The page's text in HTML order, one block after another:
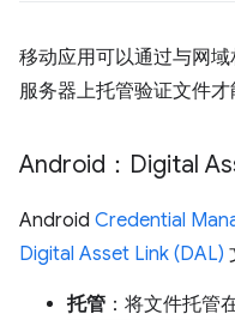
移动应用可以通过与网
服务器上托管验证文件才
Android：Digital
Android Credential
Digital Asset Link (DAL)
托管 ：将文件托管